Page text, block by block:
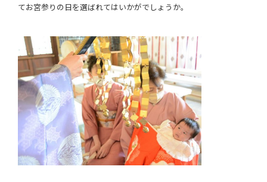
てお宮参りの日を選ばれてはいかがでしょうか。